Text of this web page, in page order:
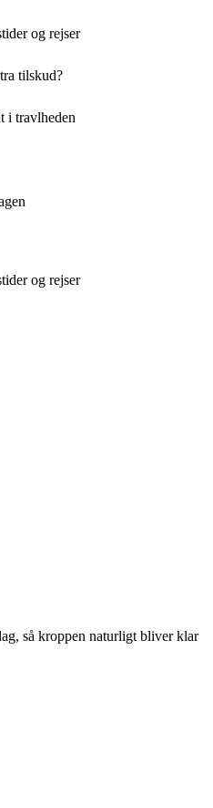
og rejser
tilskud?
i travlheden
og rejser
så kroppen naturligt bliver klar